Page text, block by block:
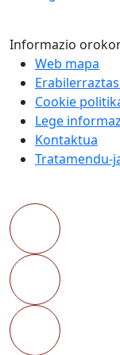
Informazio
Web mapa
Cookie
Lege
Kontaktua
Tratamendu-